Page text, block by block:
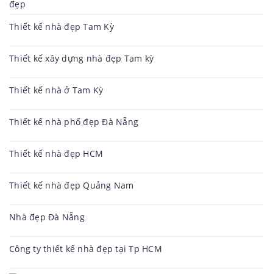
Thiết kế nhà đẹp Tam Kỳ
Thiết kế xây dựng nhà đẹp Tam kỳ
Thiết kế nhà ở Tam Kỳ
Thiết kế nhà phố đẹp Đà Nẵng
Thiết kế nhà đẹp HCM
Thiết kế nhà đẹp Quảng Nam
Nhà đẹp Đà Nẵng
Công ty thiết kế nhà đẹp tại Tp HCM